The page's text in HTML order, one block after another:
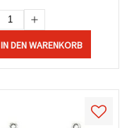
IN DEN WARENKORB